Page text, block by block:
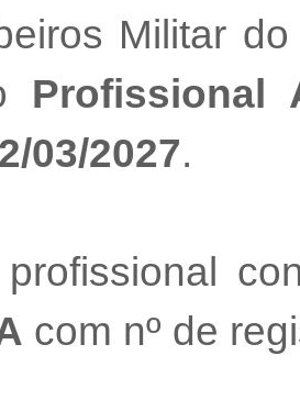
Militar
Profissional
03/2027.
com nº de